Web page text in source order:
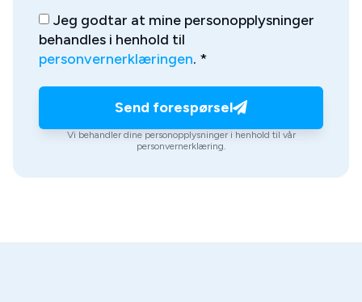
Jeg godtar at mine personopplysninger
behandles i henhold til
personvernerklæringen. *
Send forespørsel
Vi behandler dine personopplysninger i henhold til vår
personvernerklæring.